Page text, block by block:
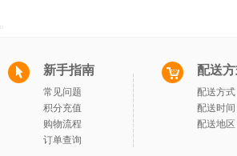
新手指南
常见问题
积分充值
购物流程
订单查询
配送
配送方式
配送时间
配送地区